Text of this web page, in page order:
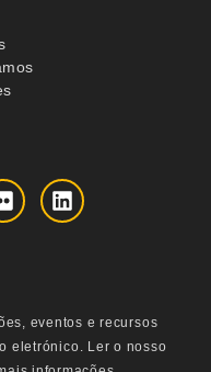
eventos e recursos
eletrónico. Ler o nosso